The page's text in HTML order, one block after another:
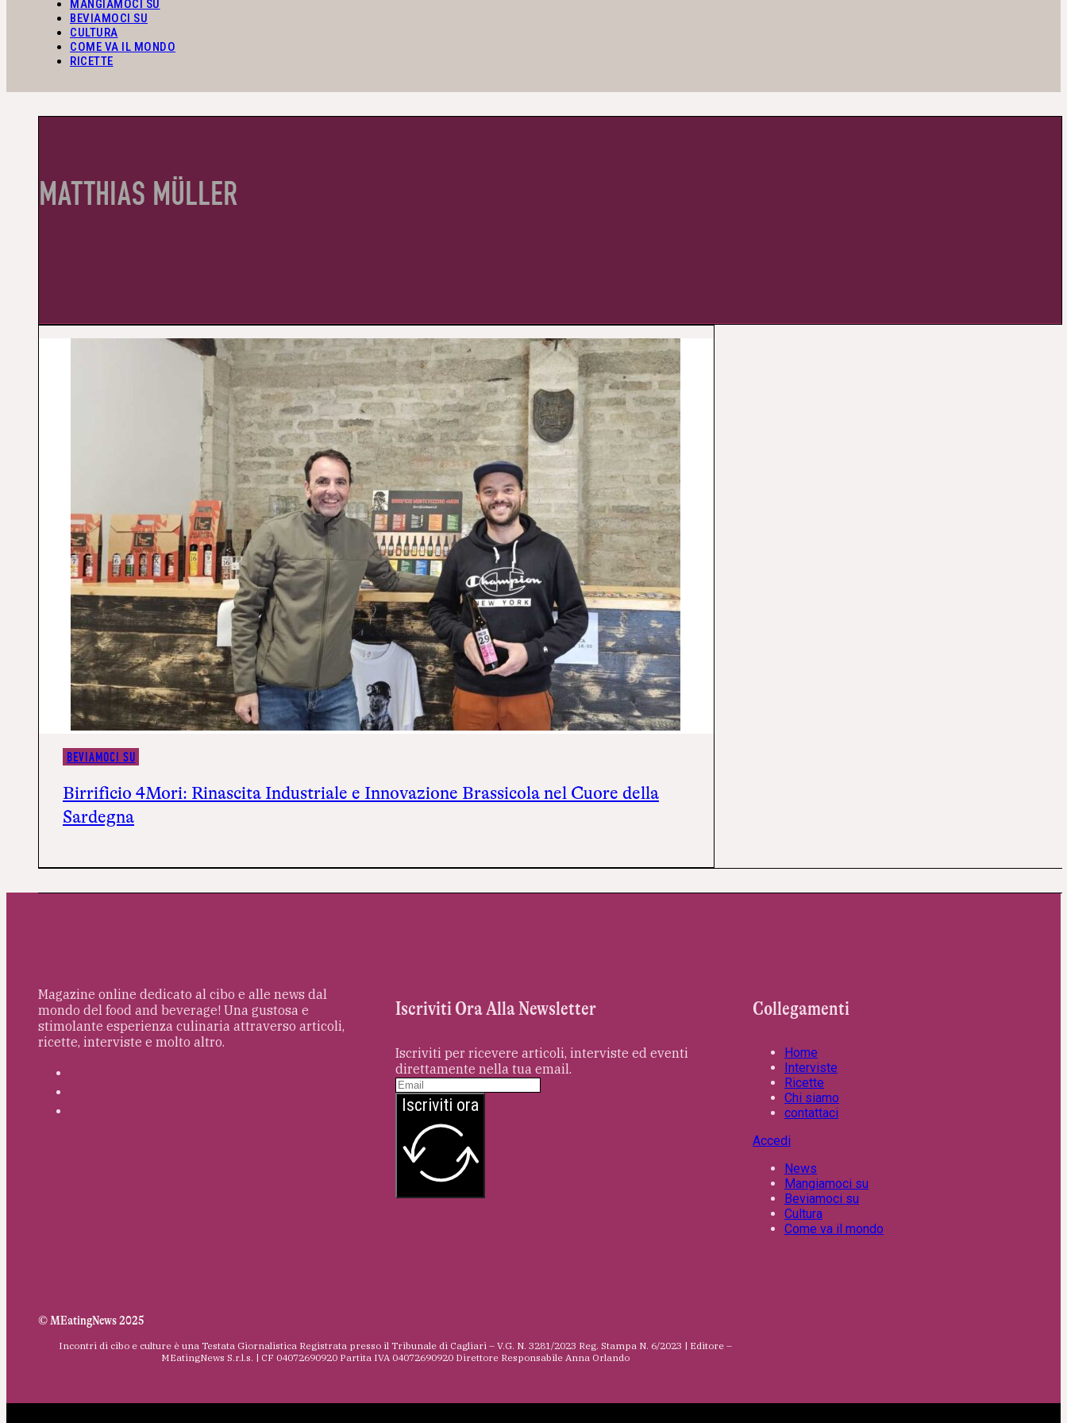
MANGIAMOCI SU
BEVIAMOCI SU
CULTURA
COME VA IL MONDO
RICETTE
MATTHIAS MÜLLER
BEVIAMOCI SU
Birrificio 4Mori: Rinascita Industriale e Innovazione Brassicola nel Cuore della
Sardegna
Magazine online dedicato al cibo e alle news dal
mondo del food and beverage! Una gustosa e
stimolante esperienza culinaria attraverso articoli,
ricette, interviste e molto altro.
Iscriviti Ora Alla Newsletter
Iscriviti per ricevere articoli, interviste ed eventi
direttamente nella tua email.
Iscriviti ora
Collegamenti
Home
Interviste
Ricette
Chi siamo
contattaci
Accedi
News
Mangiamoci su
Beviamoci su
Cultura
Come va il mondo
© MEatingNews 2025
Incontri di cibo e culture è una Testata Giornalistica Registrata presso il Tribunale di Cagliari – V.G. N. 3281/2023 Reg. Stampa N. 6/2023 | Editore –
MEatingNews S.r.l.s. | CF 04072690920 Partita IVA 04072690920 Direttore Responsabile Anna Orlando